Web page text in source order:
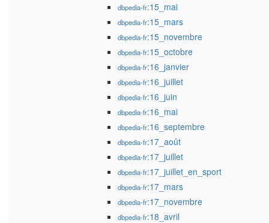
dbpedia-fr:15_mai
dbpedia-fr:15_mars
dbpedia-fr:15_novembre
dbpedia-fr:15_octobre
dbpedia-fr:16_janvier
dbpedia-fr:16_juillet
dbpedia-fr:16_juin
dbpedia-fr:16_mai
dbpedia-fr:16_septembre
dbpedia-fr:17_août
dbpedia-fr:17_juillet
dbpedia-fr:17_juillet_en_sport
dbpedia-fr:17_mars
dbpedia-fr:17_novembre
dbpedia-fr:18_avril